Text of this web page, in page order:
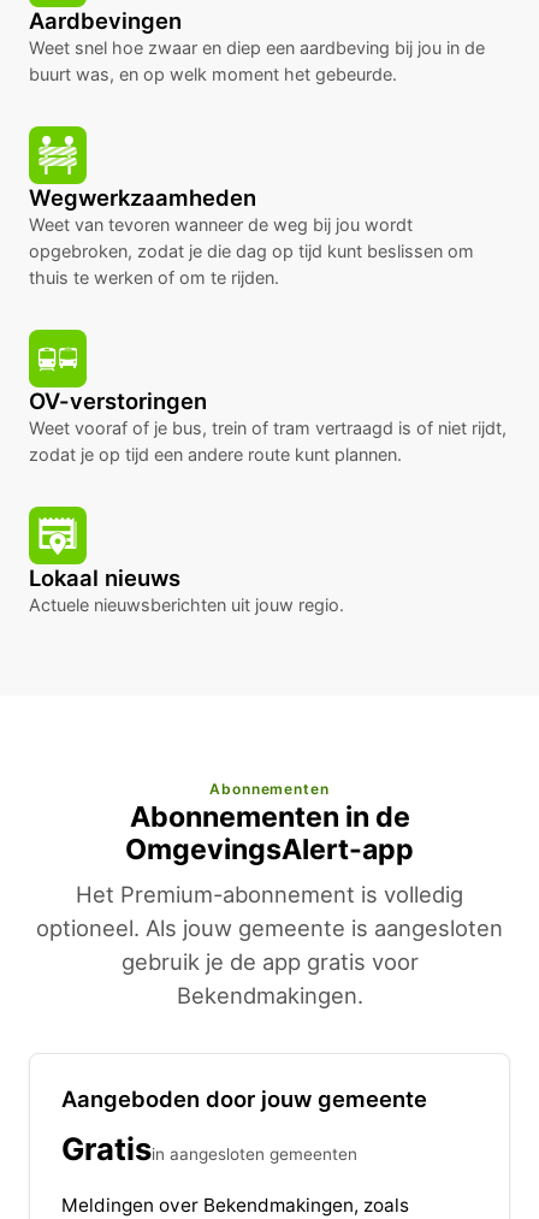
Aardbevingen
Weet snel hoe zwaar en diep een aardbeving bij jou in de
buurt was, en op welk moment het gebeurde.
Wegwerkzaamheden
Weet van tevoren wanneer de weg bij jou wordt
opgebroken, zodat je die dag op tijd kunt beslissen om
thuis te werken of om te rijden.
OV-verstoringen
Weet vooraf of je bus, trein of tram vertraagd is of niet rijdt,
zodat je op tijd een andere route kunt plannen.
Lokaal nieuws
Actuele nieuwsberichten uit jouw regio.
Abonnementen
Abonnementen in de
OmgevingsAlert-app
Het Premium-abonnement is volledig
optioneel. Als jouw gemeente is aangesloten
gebruik je de app gratis voor
Bekendmakingen.
Aangeboden door jouw gemeente
Gratisin aangesloten gemeenten
Meldingen over Bekendmakingen, zoals